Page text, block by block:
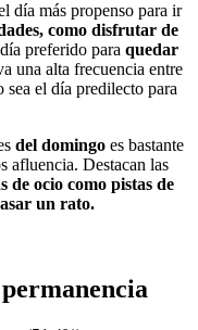
día más propenso para ir
como disfrutar de
preferido para quedar
una alta frecuencia entre
sea el día predilecto para
del domingo es bastante
afluencia. Destacan las
de ocio como pistas de
un rato.